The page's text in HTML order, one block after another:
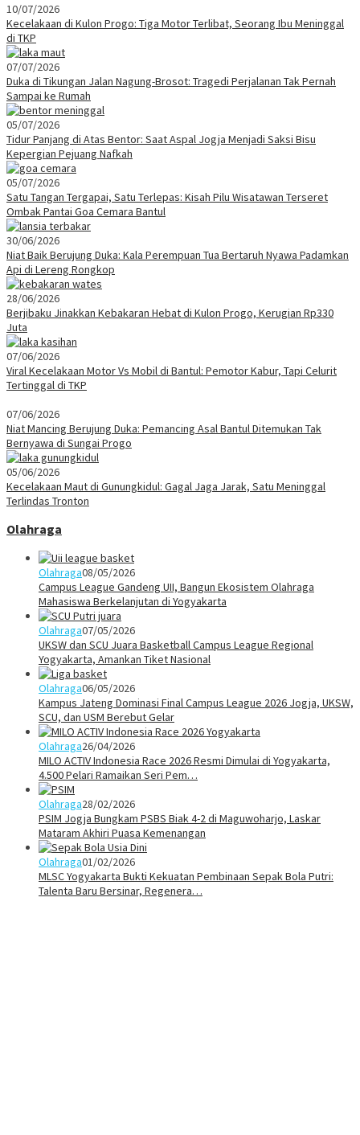
10/07/2026
Kecelakaan di Kulon Progo: Tiga Motor Terlibat, Seorang Ibu Meninggal
di TKP
07/07/2026
Duka di Tikungan Jalan Nagung-Brosot: Tragedi Perjalanan Tak Pernah
Sampai ke Rumah
05/07/2026
Tidur Panjang di Atas Bentor: Saat Aspal Jogja Menjadi Saksi Bisu
Kepergian Pejuang Nafkah
05/07/2026
Satu Tangan Tergapai, Satu Terlepas: Kisah Pilu Wisatawan Terseret
Ombak Pantai Goa Cemara Bantul
30/06/2026
Niat Baik Berujung Duka: Kala Perempuan Tua Bertaruh Nyawa Padamkan
Api di Lereng Rongkop
28/06/2026
Berjibaku Jinakkan Kebakaran Hebat di Kulon Progo, Kerugian Rp330
Juta
07/06/2026
Viral Kecelakaan Motor Vs Mobil di Bantul: Pemotor Kabur, Tapi Celurit
Tertinggal di TKP
07/06/2026
Niat Mancing Berujung Duka: Pemancing Asal Bantul Ditemukan Tak
Bernyawa di Sungai Progo
05/06/2026
Kecelakaan Maut di Gunungkidul: Gagal Jaga Jarak, Satu Meninggal
Terlindas Tronton
Olahraga
Olahraga08/05/2026
Campus League Gandeng UII, Bangun Ekosistem Olahraga
Mahasiswa Berkelanjutan di Yogyakarta
Olahraga07/05/2026
UKSW dan SCU Juara Basketball Campus League Regional
Yogyakarta, Amankan Tiket Nasional
Olahraga06/05/2026
Kampus Jateng Dominasi Final Campus League 2026 Jogja, UKSW,
SCU, dan USM Berebut Gelar
Olahraga26/04/2026
MILO ACTIV Indonesia Race 2026 Resmi Dimulai di Yogyakarta,
4.500 Pelari Ramaikan Seri Pem…
Olahraga28/02/2026
PSIM Jogja Bungkam PSBS Biak 4-2 di Maguwoharjo, Laskar
Mataram Akhiri Puasa Kemenangan
Olahraga01/02/2026
MLSC Yogyakarta Bukti Kekuatan Pembinaan Sepak Bola Putri:
Talenta Baru Bersinar, Regenera…